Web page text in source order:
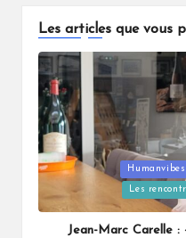
Les articles que vous
Posted
Les
Jean-Marc Carelle